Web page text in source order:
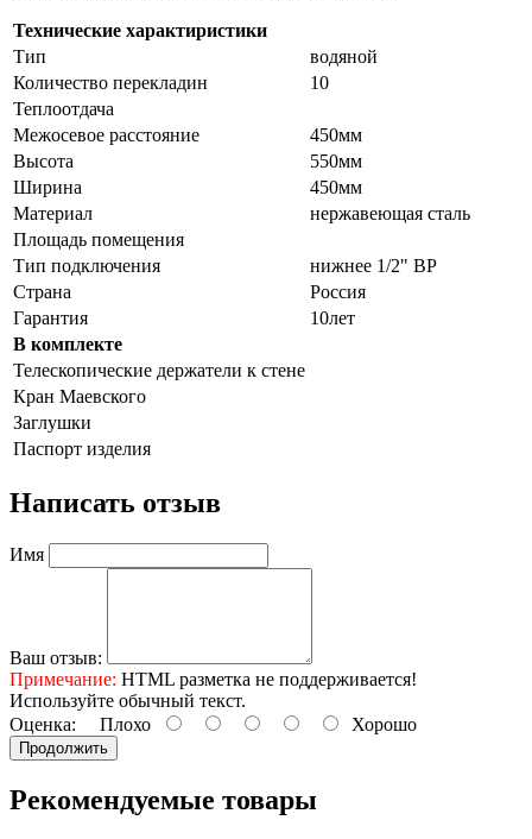
Технические характиристики
Тип
водяной
Количество перекладин
10
Теплоотдача
Межосевое расстояние
450мм
Высота
550мм
Ширина
450мм
Материал
нержавеющая сталь
Площадь помещения
Тип подключения
нижнее 1/2" ВР
Страна
Россия
Гарантия
10лет
В комплекте
Телескопические держатели к стене
Кран Маевского
Заглушки
Паспорт изделия
Написать отзыв
Имя
Ваш отзыв:
Примечание: HTML разметка не поддерживается!
Используйте обычный текст.
Оценка: Плохо Хорошо
Продолжить
Рекомендуемые товары